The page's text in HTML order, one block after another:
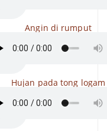
Angin di rumput
Hujan pada tong logam